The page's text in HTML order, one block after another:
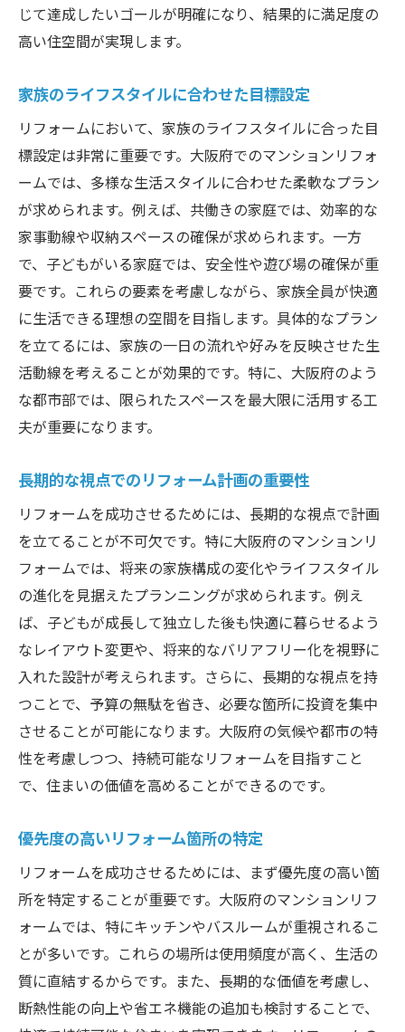
地元密着型の業者のメリット
施工開始前の準備と住人への配慮について
施工期間中の生活動線の確保
近隣住民への配慮とコミュニケーション
仮住まいや一時避難の手配方法
施工中の安全対策の重要性
施工前に必要な手続きと準備
リフォームの進行状況確認と期日管理のコツ
進行状況を定期的に確認する方法
期日を守るためのスケジュール管理
問題が発生した際の迅速な対処法
業者との連絡を円滑にするための工夫
進捗報告の活用と改善のフィードバック
ト
施工箇所の品質確認とチェック項目
アフターケアサービスの内容と活用法
保証期間内に確認すべき事項
リフォーム後のメンテナンスの重要性
トラブル時の迅速な対応方法
住まいを快適に保つための日々のケア
理想の住まいを手に入れるためのリフォーム成
功事例紹介
実際の施工写真で見るビフォーアフター
住まい手が感じたリフォーム後の変化
成功事例から学ぶリフォームのヒント
お客様の声から見る満足度の高いポイント
リフォーム成功の秘訣と失敗しないための
アドバイス
じて達成したいゴールが明確になり、結果的に満足度の
高い住空間が実現します。
家族のライフスタイルに合わせた目標設定
リフォームにおいて、家族のライフスタイルに合った目
標設定は非常に重要です。大阪府でのマンションリフォ
ームでは、多様な生活スタイルに合わせた柔軟なプラン
が求められます。例えば、共働きの家庭では、効率的な
家事動線や収納スペースの確保が求められます。一方
で、子どもがいる家庭では、安全性や遊び場の確保が重
要です。これらの要素を考慮しながら、家族全員が快適
に生活できる理想の空間を目指します。具体的なプラン
を立てるには、家族の一日の流れや好みを反映させた生
活動線を考えることが効果的です。特に、大阪府のよう
な都市部では、限られたスペースを最大限に活用する工
夫が重要になります。
長期的な視点でのリフォーム計画の重要性
リフォームを成功させるためには、長期的な視点で計画
を立てることが不可欠です。特に大阪府のマンションリ
フォームでは、将来の家族構成の変化やライフスタイル
の進化を見据えたプランニングが求められます。例え
ば、子どもが成長して独立した後も快適に暮らせるよう
なレイアウト変更や、将来的なバリアフリー化を視野に
入れた設計が考えられます。さらに、長期的な視点を持
つことで、予算の無駄を省き、必要な箇所に投資を集中
させることが可能になります。大阪府の気候や都市の特
性を考慮しつつ、持続可能なリフォームを目指すこと
で、住まいの価値を高めることができるのです。
優先度の高いリフォーム箇所の特定
リフォームを成功させるためには、まず優先度の高い箇
所を特定することが重要です。大阪府のマンションリフ
ォームでは、特にキッチンやバスルームが重視されるこ
とが多いです。これらの場所は使用頻度が高く、生活の
質に直結するからです。また、長期的な価値を考慮し、
断熱性能の向上や省エネ機能の追加も検討することで、